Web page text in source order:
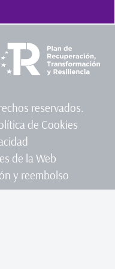
reservados.
de Cookies
de la Web
y reembolso